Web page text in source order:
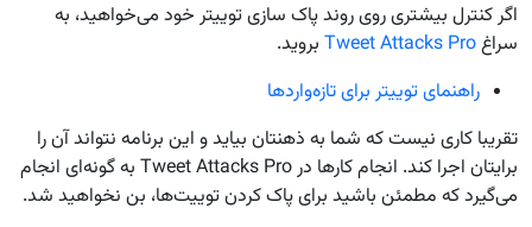
اگر کنترل بیشتری روی روند پاک سازی توییتر خود می‌خواهید، به
سراغTweet Attacks Pro بروید.
راهنمای توییتر برای تازه‌واردها
تقریبا کاری نیست که شما به ذهنتان بیاید و این برنامه نتواند آن را
برایتان اجرا کند. انجام کارها در Tweet Attacks Pro به گونه‌ای انجام
می‌گیرد که مطمئن باشید برای پاک کردن توییت‌ها، بن نخواهید شد.